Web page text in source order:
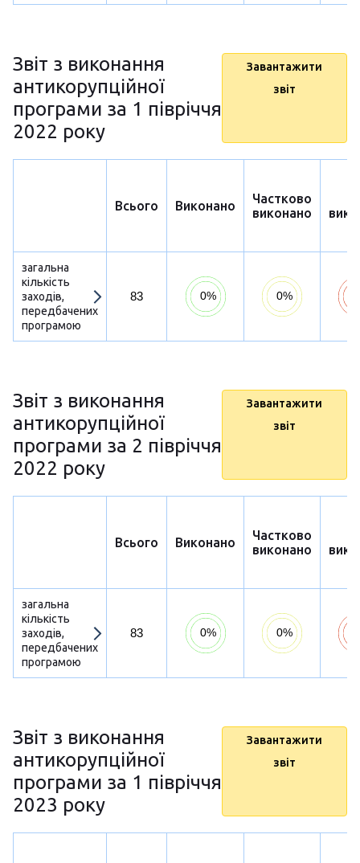
Звіт з виконання
антикорупційної
програми за 1 півріччя
2022 року
Завантажити
звіт
Всього Виконано
Частково
виконано
загальна
кількість
заходів,
передбачених
програмою
83
Звіт з виконання
антикорупційної
програми за 2 півріччя
2022 року
Завантажити
звіт
Всього Виконано
Частково
виконано
загальна
кількість
заходів,
передбачених
програмою
83
Звіт з виконання
антикорупційної
програми за 1 півріччя
2023 року
Завантажити
звіт